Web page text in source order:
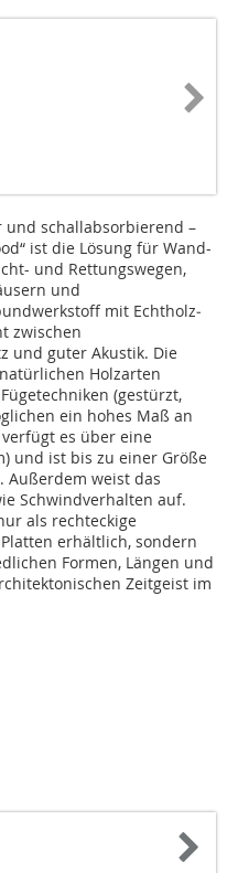
schallabsor­bierend –
ist die Lösung für Wand-
und Rettungswegen,
und
mit Echt­holz­
zwischen
und guter Akustik. Die
Holzarten
(gestürzt,
ein hohes Maß an
es über eine
und ist bis zu einer Größe
­Außerdem weist das
Schwindverhalten auf.
als rechteckige
erhältlich, sondern
Formen, Längen und
Zeitgeist im